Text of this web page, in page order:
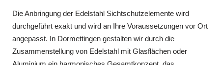
Die Anbringung der Edelstahl Sichtschutzelemente wird
durchgeführt exakt und wird an Ihre Voraussetzungen vor Ort
angepasst. In Dormettingen gestalten wir durch die
Zusammenstellung von Edelstahl mit Glasflächen oder